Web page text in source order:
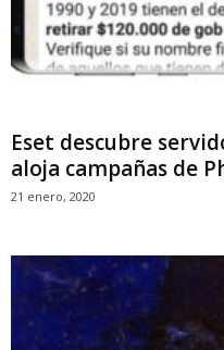
Eset descubre
aloja campañas de
21 enero, 2020